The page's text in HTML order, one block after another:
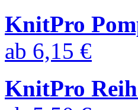
KnitPro
ab 6,15 €
KnitPro